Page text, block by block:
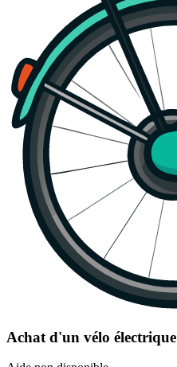
Achat d'un vélo électrique